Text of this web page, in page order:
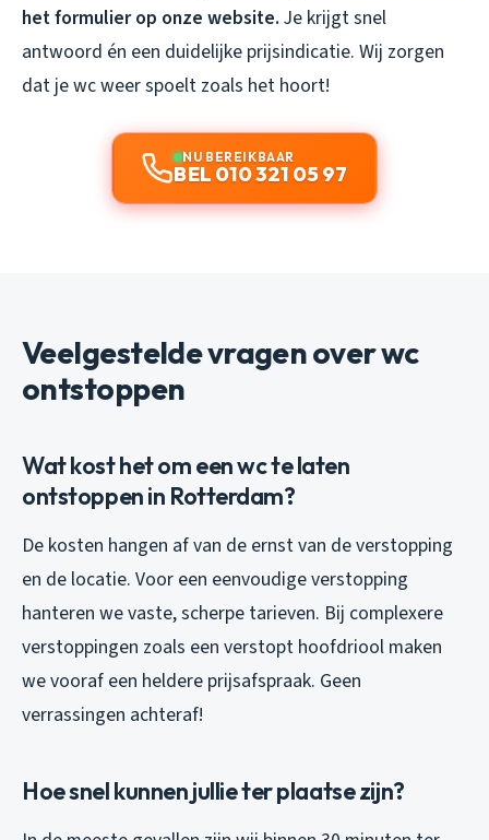
het formulier op onze website. Je krijgt snel
antwoord én een duidelijke prijsindicatie. Wij zorgen
dat je wc weer spoelt zoals het hoort!
NU BEREIKBAAR
BEL 010 321 05 97
Veelgestelde vragen over wc
ontstoppen
Wat kost het om een wc te laten
ontstoppen in Rotterdam?
De kosten hangen af van de ernst van de verstopping
en de locatie. Voor een eenvoudige verstopping
hanteren we vaste, scherpe tarieven. Bij complexere
verstoppingen zoals een verstopt hoofdriool maken
we vooraf een heldere prijsafspraak. Geen
verrassingen achteraf!
Hoe snel kunnen jullie ter plaatse zijn?